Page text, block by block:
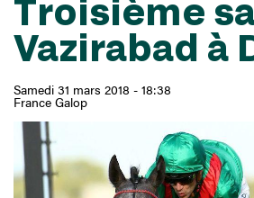
Troisième
Vazirabad à
Samedi 31 mars 2018 - 18:38
France Galop